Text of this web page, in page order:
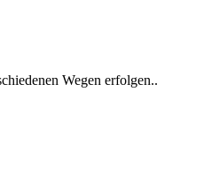
Wegen erfolgen..